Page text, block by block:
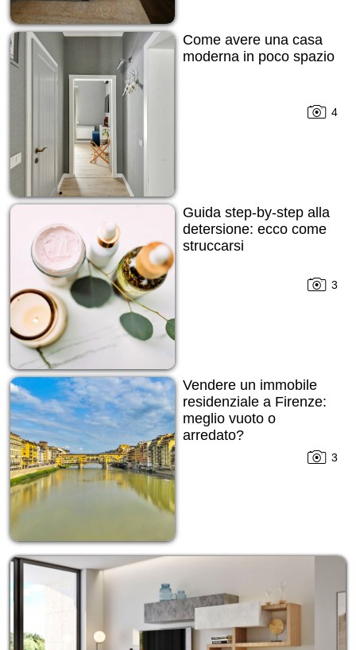
Come avere una casa
moderna in poco spazio
4
Guida step-by-step alla
detersione: ecco come
struccarsi
3
Vendere un immobile
residenziale a Firenze:
meglio vuoto o
arredato?
3